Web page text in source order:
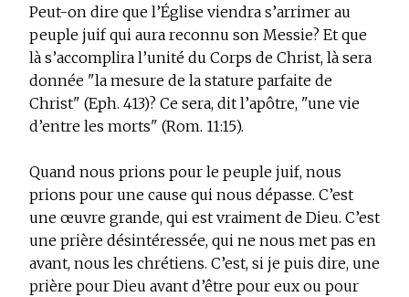
Peut-on dire que l’Église viendra s’arrimer au
peuple juif qui aura reconnu son Messie? Et que
là s’accomplira l’unité du Corps de Christ, là sera
donnée "la mesure de la stature parfaite de
Christ" (Eph. 413)? Ce sera, dit l’apôtre, "une vie
d’entre les morts" (Rom. 11:15).
Quand nous prions pour le peuple juif, nous
prions pour une cause qui nous dépasse. C’est
une œuvre grande, qui est vraiment de Dieu. C’est
une prière désintéressée, qui ne nous met pas en
avant, nous les chrétiens. C’est, si je puis dire, une
prière pour Dieu avant d’être pour eux ou pour